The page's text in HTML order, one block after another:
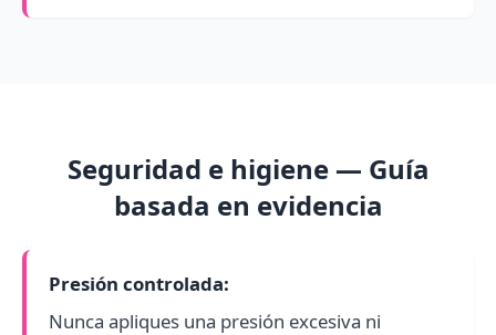
Seguridad e higiene — Guía
basada en evidencia
Presión controlada:
Nunca apliques una presión excesiva ni